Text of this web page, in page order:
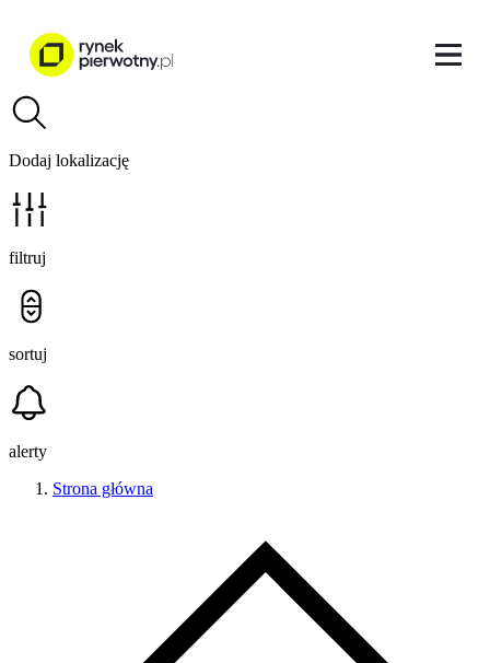
Dodaj lokalizację
filtruj
sortuj
alerty
Strona główna